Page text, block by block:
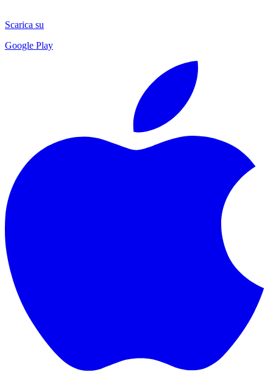
Scarica su
Google Play